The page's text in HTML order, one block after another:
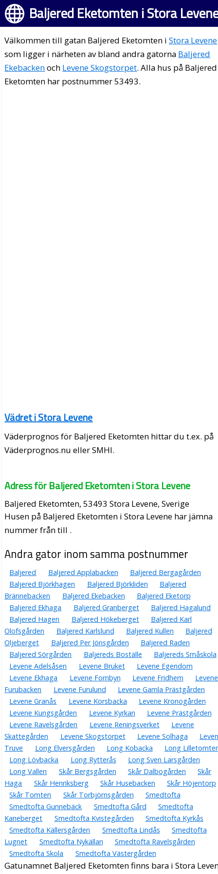
Baljered Eketomten i Stora
Välkommen till gatan Baljered Eketomten iStora Levene
som ligger i närheten av bland andra gatorna Baljered
Ekebackenoch Levene Skogstorpet. Alla hus på Baljered
Eketomten har postnummer 53493.
Vädret i Stora Levene
Väderprognos för Baljered Eketomten hittar du t.ex. på
Väderprognos.nu eller SMHI.
Adress för Baljered Eketomten i Stora Levene
Baljered Eketomten, 53493 Stora Levene, Sverige
Husen på Baljered Eketomten i Stora Levene har jämna
nummer från till .
Andra gator inom samma postnummer
Baljered Baljered Applabacken
Baljered Bergagården
Baljered Björkhagen
Baljered Björkliden
Baljered
Brännebacken
Baljered Ekebacken
Baljered Eketorp
Baljered Ekhaga
Baljered Granberget
Baljered Hagalund
Baljered Hagen
Baljered Hökeberget
Baljered Karl
Olofsgården
Baljered Karlslund Baljered Kullen
Baljered
Oljeberget
Baljered Per Jönsgården
Baljered Raden
Baljered Sörgården
Baljereds Boställe
Baljereds Småskola
Levene Adelsåsen
Levene Bruket
Levene Egendom
Levene Ekhaga
Levene Fornbyn Levene Fridhem
Levene
Furubacken
Levene Furulund
Levene Gamla Prästgården
Levene Granås
Levene Korsbacka
Levene Kronogården
Levene Kungsgården
Levene Kyrkan
Levene Prästgården
Levene Ravelsgården
Levene Reningsverket
Levene
Skattegården
Levene Skogstorpet Levene Solhaga
Truve
Long Elversgården Long Kobacka
Long
Long Lövbacka
Long Rytterås
Long Sven Larsgården
Long Vallen
Skår Bergsgården Skår Dalbogården
Skår
Haga
Skår Henriksberg Skår Husebacken
Skår Höjentorp
Skår Tomten
Skår Torbjörnsgården
Smedtofta
Smedtofta Gunnebäck
Smedtofta Gård
Smedtofta
Kaneberget
Smedtofta Kvistegården
Smedtofta Kyrkås
Smedtofta Källersgården
Smedtofta Lindås
Smedtofta
Lugnet
Smedtofta Nykällan
Smedtofta Ravelsgården
Smedtofta Skola
Smedtofta Västergården
Gatunamnet Baljered Eketomten finns bara i Stora